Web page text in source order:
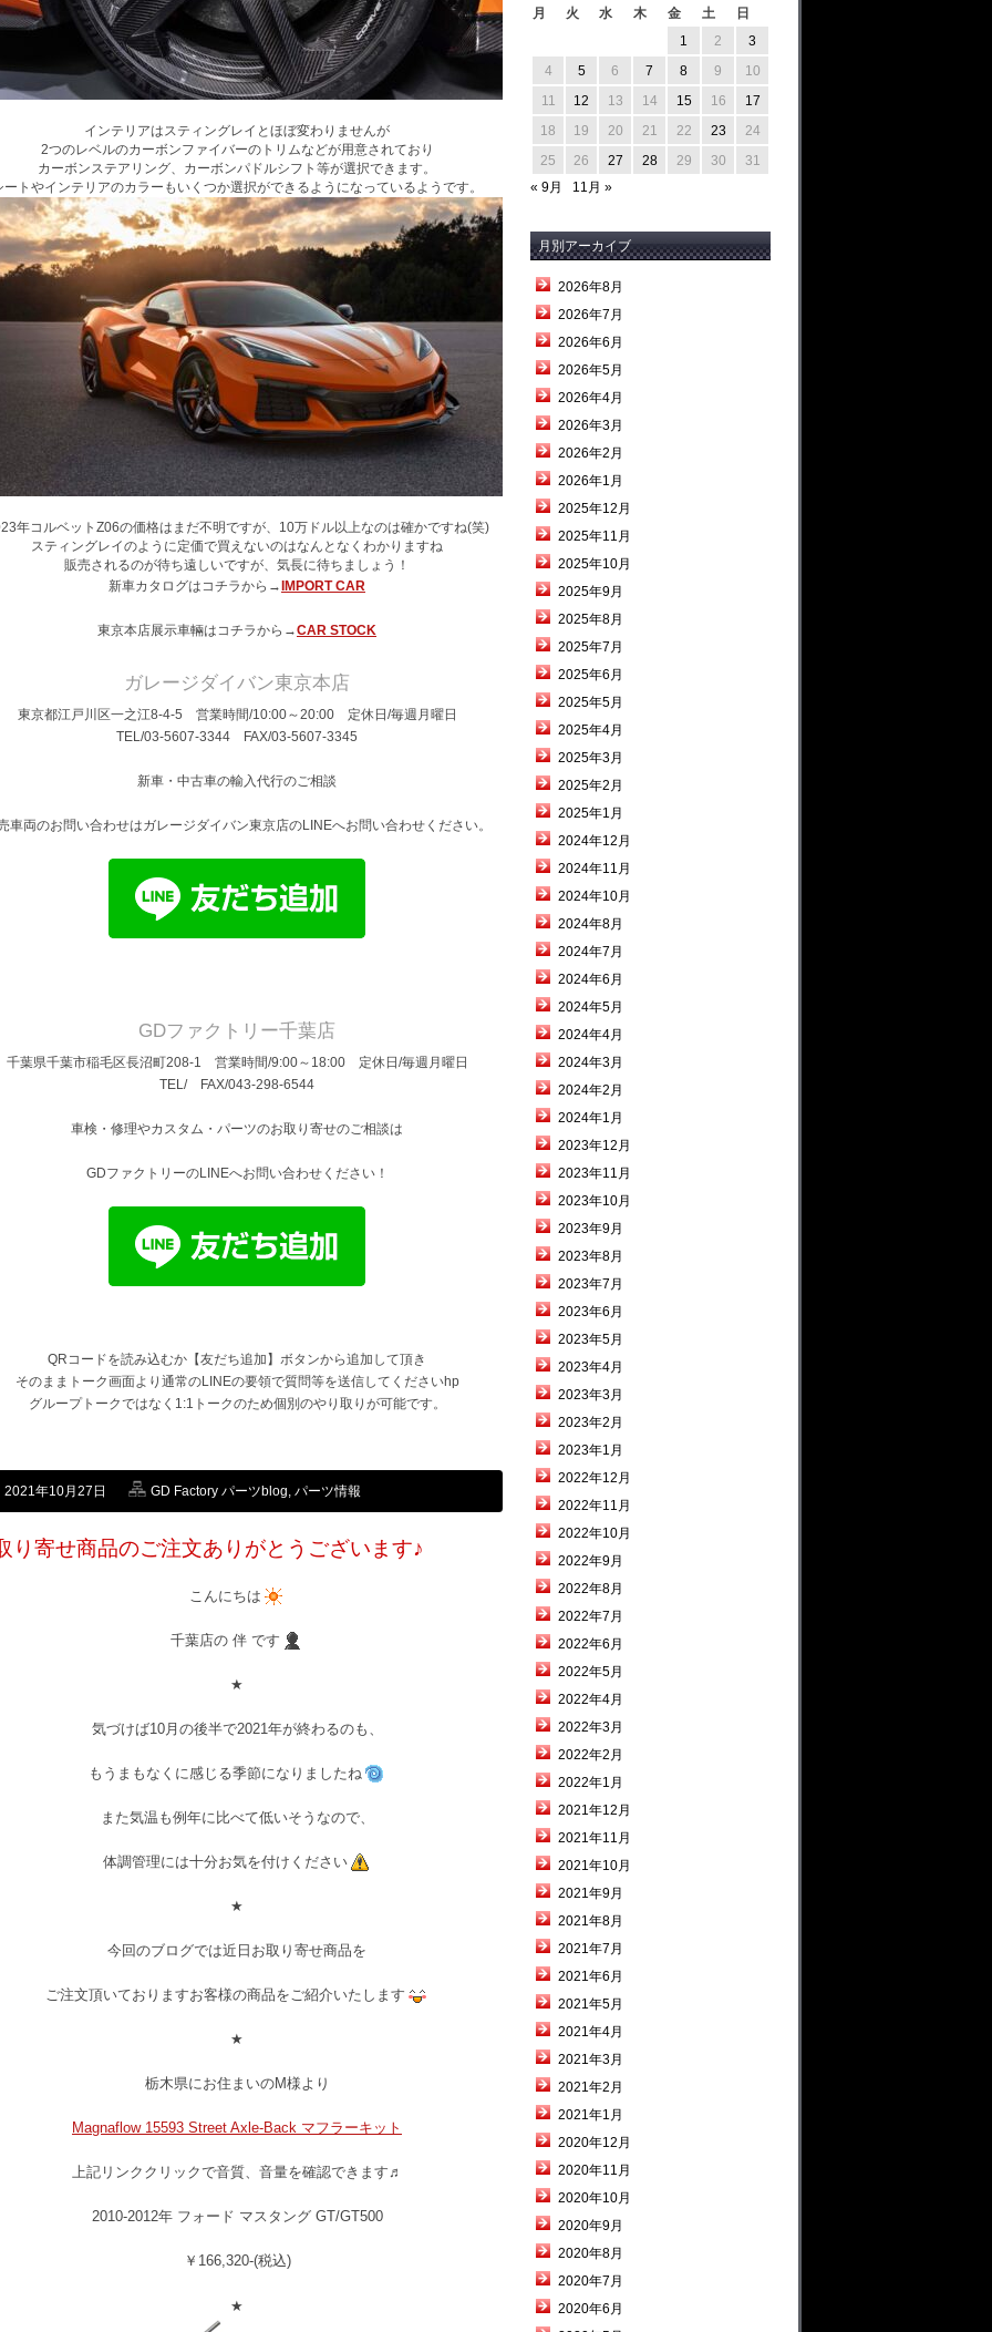
インテリアはスティングレイとほぼ変わりませんが
2つのレベルのカーボンファイバーのトリムなどが用意されており
カーボンステアリング、カーボンパドルシフト等が選択できます。
ートやインテリアのカラーもいくつか選択ができるようになっているようです。
年コルベットZ06の価格はまだ不明ですが、10万ドル以上なのは確かですね(笑)
スティングレイのように定価で買えないのはなんとなくわかりますね
販売されるのが待ち遠しいですが、気長に待ちましょう！
新車カタログはコチラから→ IMPORT CAR
東京本店展示車輛はコチラから→CAR STOCK
ガレージダイバン東京本店
東京都江戸川区一之江8-4-5 営業時間/10:00～20:00 定休日/毎週月曜日
TEL/03-5607-3344 FAX/03-5607-3345
新車・中古車の輸入代行のご相談
車両のお問い合わせはガレージダイバン東京店のLINEへお問い合わせください。
GDファクトリー千葉店
千葉県千葉市稲毛区長沼町208-1 営業時間/9:00～18:00 定休日/毎週月曜日
TEL/ FAX/043-298-6544
車検・修理やカスタム・パーツのお取り寄せのご相談は
GDファクトリーのLINEへお問い合わせください！
QRコードを読み込むか【友だち追加】ボタンから追加して頂き
そのままトーク画面より通常のLINEの要領で質問等を送信してくださいhp
グループトークではなく1:1トークのため個別のやり取りが可能です。
2021年10月27日 GD Factory パーツblog, パーツ情報
り寄せ商品のご注文ありがとうございます♪
こんにちは
千葉店の 伴 です
★
気づけば10月の後半で2021年が終わるのも、
もうまもなくに感じる季節になりましたね
また気温も例年に比べて低いそうなので、
体調管理には十分お気を付けください
★
今回のブログでは近日お取り寄せ商品を
ご注文頂いておりますお客様の商品をご紹介いたします
★
栃木県にお住まいのM様より
Magnaflow 15593 Street Axle-Back マフラーキット
上記リンククリックで音質、音量を確認できます♬
2010-2012年 フォード マスタング GT/GT500
￥166,320-(税込)
★
月
火 水 木 金 土
日
1
2
3
4
5 6 7 8 9
10
11
12 13 14 15 16
17
18
19 20 21 22 23
24
25
26 27 28 29 30
31
« 9月
11月 »
月別アーカイブ
2026年8月
2026年7月
2026年6月
2026年5月
2026年4月
2026年3月
2026年2月
2026年1月
2025年12月
2025年11月
2025年10月
2025年9月
2025年8月
2025年7月
2025年6月
2025年5月
2025年4月
2025年3月
2025年2月
2025年1月
2024年12月
2024年11月
2024年10月
2024年8月
2024年7月
2024年6月
2024年5月
2024年4月
2024年3月
2024年2月
2024年1月
2023年12月
2023年11月
2023年10月
2023年9月
2023年8月
2023年7月
2023年6月
2023年5月
2023年4月
2023年3月
2023年2月
2023年1月
2022年12月
2022年11月
2022年10月
2022年9月
2022年8月
2022年7月
2022年6月
2022年5月
2022年4月
2022年3月
2022年2月
2022年1月
2021年12月
2021年11月
2021年10月
2021年9月
2021年8月
2021年7月
2021年6月
2021年5月
2021年4月
2021年3月
2021年2月
2021年1月
2020年12月
2020年11月
2020年10月
2020年9月
2020年8月
2020年7月
2020年6月